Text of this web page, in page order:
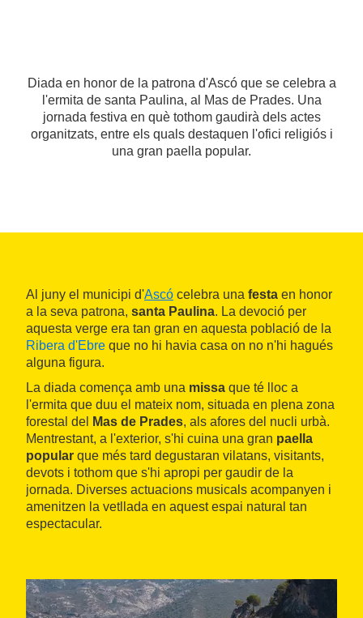
Diada en honor de la patrona d'Ascó que se celebra a
l'ermita de santa Paulina, al Mas de Prades. Una
jornada festiva en què tothom gaudirà dels actes
organitzats, entre els quals destaquen l'ofici religiós i
una gran paella popular.
Al juny el municipi d'Ascó celebra una festa en honor
a la seva patrona, santa Paulina. La devoció per
aquesta verge era tan gran en aquesta població de la
Ribera d'Ebre que no hi havia casa on no n'hi hagués
alguna figura.
La diada comença amb una missa que té lloc a
l'ermita que duu el mateix nom, situada en plena zona
forestal del
Mas de Prades, als afores del nucli urbà.
Mentrestant, a l'exterior, s'hi cuina una gran paella
popular que més tard degustaran vilatans, visitants,
devots i tothom que s'hi apropi per gaudir de la
jornada. Diverses actuacions musicals acompanyen i
amenitzen la vetllada en aquest espai natural tan
espectacular.